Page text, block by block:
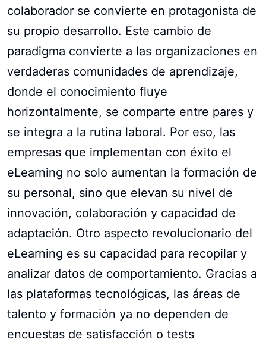
colaborador se convierte en protagonista de
su propio desarrollo. Este cambio de
paradigma convierte a las organizaciones en
verdaderas comunidades de aprendizaje,
donde el conocimiento fluye
horizontalmente, se comparte entre pares y
se integra a la rutina laboral. Por eso, las
empresas que implementan con éxito el
eLearning no solo aumentan la formación de
su personal, sino que elevan su nivel de
innovación, colaboración y capacidad de
adaptación. Otro aspecto revolucionario del
eLearning es su capacidad para recopilar y
analizar datos de comportamiento. Gracias a
las plataformas tecnológicas, las áreas de
talento y formación ya no dependen de
encuestas de satisfacción o tests